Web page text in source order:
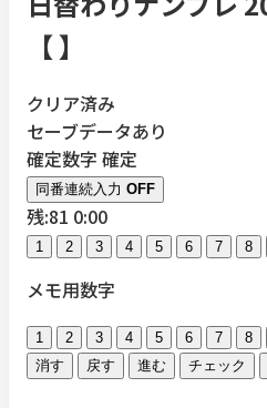
【】
クリア済み
セーブデータあり
確定数字 確定
同番連続入力 OFF
残:81 0:00
1 2 3 4 5 6 7 8
メモ用数字
1 2 3 4 5 6 7 8
消す
戻す 進む チェック